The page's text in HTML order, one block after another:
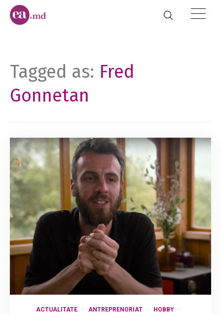
Tagged as: Fred
Gonnetan
ACTUALITATE ANTREPRENORIAT
HOBBY